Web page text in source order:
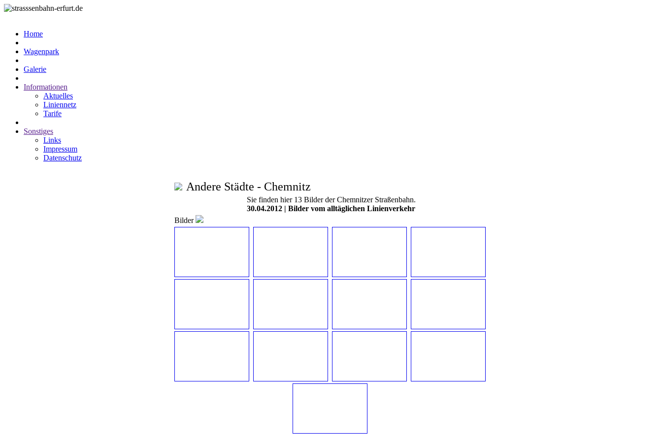
Home
Wagenpark
Galerie
Informationen
Aktuelles
Liniennetz
Tarife
Sonstiges
Links
Impressum
Datenschutz
Andere Städte - Chemnitz
Sie finden hier 13 Bilder der Chemnitzer Straßenbahn.
30.04.2012 | Bilder vom alltäglichen Linienverkehr
Bilder